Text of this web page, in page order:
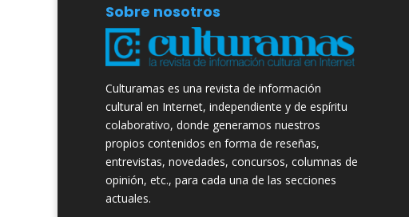
Sobre nosotros
Culturamas es una revista de información
cultural en Internet, independiente y de espíritu
colaborativo, donde generamos nuestros
propios contenidos en forma de reseñas,
entrevistas, novedades, concursos, columnas de
opinión, etc., para cada una de las secciones
actuales.